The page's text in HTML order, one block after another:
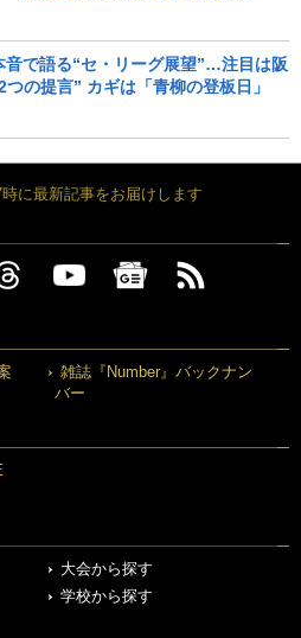
で語る“セ・リーグ展望”…注目は阪
の提言” カギは「青柳の登板日」
に最新記事をお届けします
雑誌『Number』バックナン
バー
大会から探す
学校から探す